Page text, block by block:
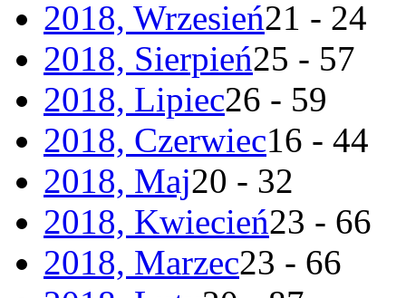
2018, Wrzesień21 - 24
2018, Sierpień25 - 57
2018, Lipiec26 - 59
2018, Czerwiec16 - 44
2018, Maj20 - 32
2018, Kwiecień23 - 66
2018, Marzec23 - 66